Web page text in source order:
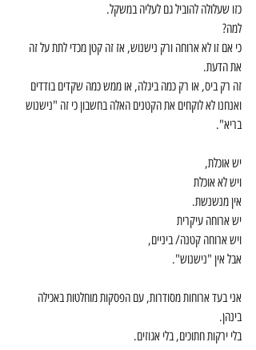
כזו שעלולה להוביל גם לעליה במשקל.
למה?
כי אם זו לא ארוחה ורק נישנוש, אז זה קטן מכדי לתת על זה
את הדעת.
זה רק ביס, או רק כמה ביגלה, או ממש כמה שקדים בודדים
ואנחנו לא לוקחים את הקטנים האלה בחשבון כי זה "נישנוש
בריא".
יש אוכלת,
ויש לא אוכלת
אין מנשנשת.
יש ארוחה עיקרית
ויש ארוחה קטנה/ ביניים,
אבל אין "נישנוש".
אני בעד ארוחות מסודרות, עם הפסקות מוחלטות באכילה
בינהן.
בלי ירקות חתוכים, בלי אגוזים.